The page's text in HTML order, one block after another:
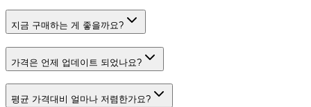
지금 구매하는 게 좋을까요?
가격은 언제 업데이트 되었나요?
평균 가격대비 얼마나 저렴한가요?